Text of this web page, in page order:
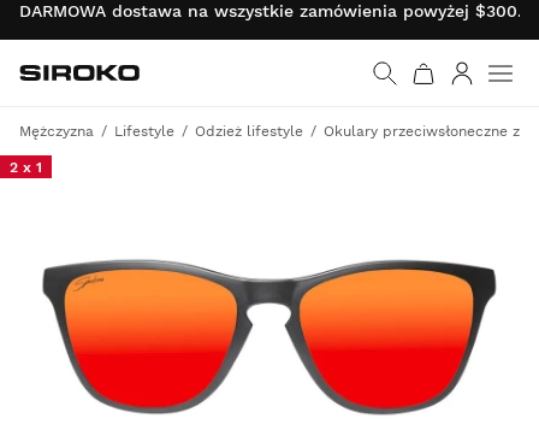
DARMOWA dostawa na wszystkie zamówienia powyżej
Wróć do strony
Siroko.com
Mężczyzna Lifestyle Odzież lifestyle Okulary przeciwsłoneczne z
2 x 1